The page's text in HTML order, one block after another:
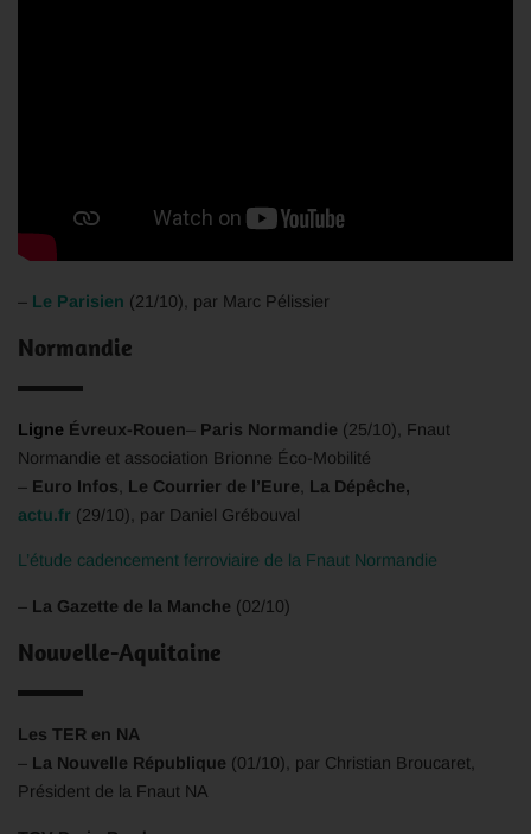
– Le Parisien (21/10), par Marc Pélissier
Normandie
Ligne Évreux-Rouen– Paris Normandie (25/10), Fnaut
Normandie et association Brionne Éco-Mobilité
– Euro Infos Le Courrier de l’Eure
La Dépêche,
actu.fr (29/10), par Daniel Grébouval
L’étude cadencement ferroviaire de la Fnaut Normandie
– La Gazette de la Manche (02/10)
Nouvelle-Aquitaine
Les TER en NA
– La Nouvelle République (01/10), par Christian Broucaret,
Président de la Fnaut NA